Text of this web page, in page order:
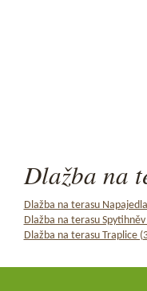
Dlažba na
Dlažba na terasu
Dlažba na terasu
Dlažba na terasu Traplice